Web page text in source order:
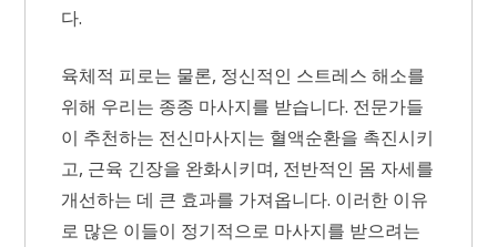
다.
육체적 피로는 물론, 정신적인 스트레스 해소를
위해 우리는 종종 마사지를 받습니다. 전문가들
이 추천하는 전신마사지는 혈액순환을 촉진시키
고, 근육 긴장을 완화시키며, 전반적인 몸 자세를
개선하는 데 큰 효과를 가져옵니다. 이러한 이유
로 많은 이들이 정기적으로 마사지를 받으려는